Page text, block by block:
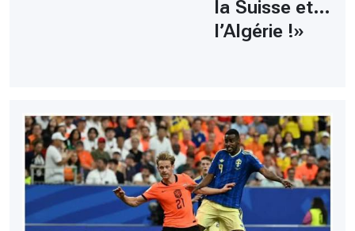
la Suisse et…
l’Algérie !»